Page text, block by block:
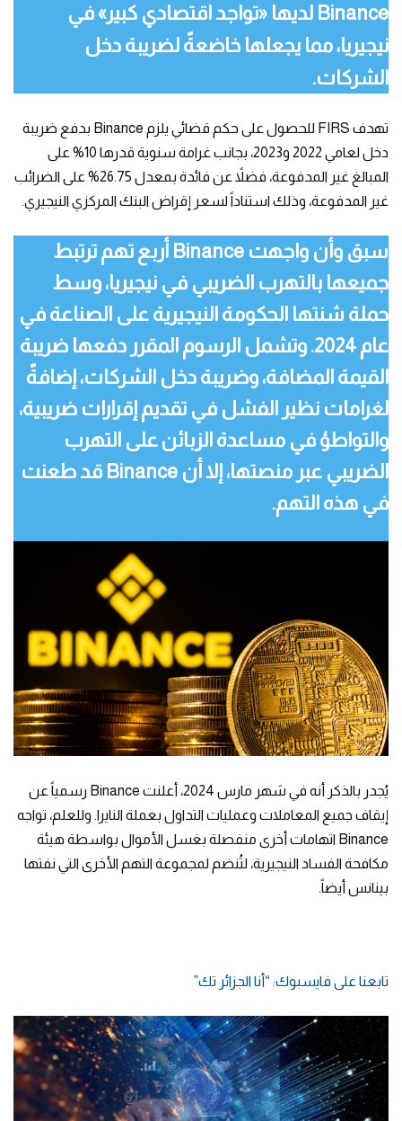
Binance لديها «تواجد اقتصادي كبير» في
نيجيريا، مما يجعلها خاضعةً لضريبة دخل
الشركات.
تهدف FIRS للحصول على حكم قضائي يلزم Binance بدفع ضريبة
دخل لعامي 2022 و2023، بجانب غرامة سنوية قدرها 10% على
المبالغ غير المدفوعة، فضلاً عن فائدة بمعدل 26.75% على الضرائب
غير المدفوعة، وذلك استناداً لسعر إقراض البنك المركزي النيجيري.
سبق وأن واجهت Binance أربع تهم ترتبط
جميعها بالتهرب الضريبي في نيجيريا، وسط
حملة شنتها الحكومة النيجيرية على الصناعة في
عام 2024. وتشمل الرسوم المقرر دفعها ضريبة
القيمة المضافة، وضريبة دخل الشركات، إضافةً
لغرامات نظير الفشل في تقديم إقرارات ضريبية،
والتواطؤ في مساعدة الزبائن على التهرب
الضريبي عبر منصتها، إلا أن Binance قد طعنت
في هذه التهم.
يُجدر بالذكر أنه في شهر مارس 2024، أعلنت Binance رسمياً عن
إيقاف جميع المعاملات وعمليات التداول بعملة النايرا. وللعلم، تواجه
Binance اتهامات أخرى منفصلة بغسل الأموال بواسطة هيئة
مكافحة الفساد النيجيرية، لتُنضم لمجموعة التهم الأخرى التي نفتها
بينانس أيضاً.
تابعنا على فايسبوك: “أنا الجزائر تك”